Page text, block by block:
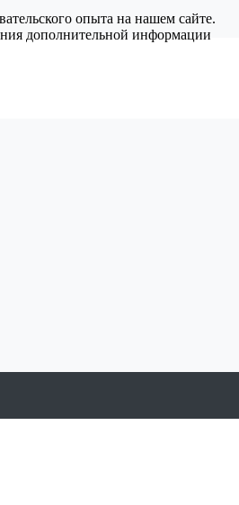
опыта на нашем сайте.
дополнительной информации